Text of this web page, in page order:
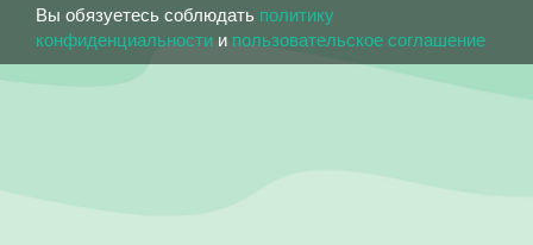
Вы обязуетесь соблюдать политику
конфиденциальности и пользовательское соглашение